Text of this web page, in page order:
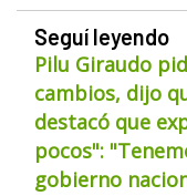
Seguí leyendo
Pilu Giraudo
cambios, dijo
destacó que
pocos":
gobierno